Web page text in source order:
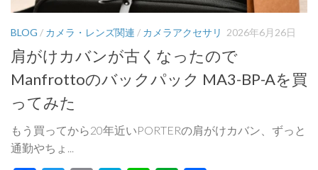
BLOG / カメラ・レンズ関連 / カメラアクセサリ 2026年6月26日
肩がけカバンが古くなったので
Manfrottoのバックパック MA3-BP-Aを買
ってみた
もう買ってから20年近いPORTERの肩がけカバン、ずっと
通勤やちょ...